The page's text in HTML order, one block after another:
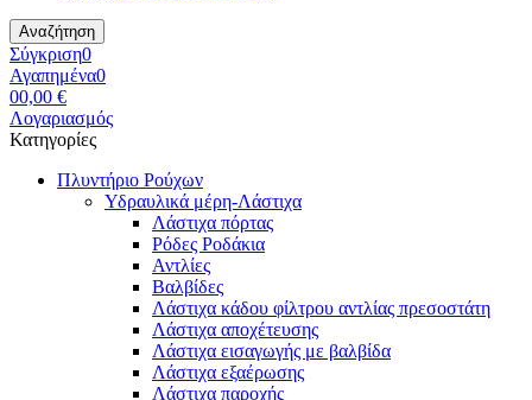
Αναζήτηση
Σύγκριση0
Αγαπημένα0
00,00 €
Λογαριασμός
Κατηγορίες
Πλυντήριο Ρούχων
Υδραυλικά μέρη-Λάστιχα
Λάστιχα πόρτας
Ρόδες Ροδάκια
Αντλίες
Βαλβίδες
Λάστιχα κάδου φίλτρου αντλίας πρεσοστάτη
Λάστιχα αποχέτευσης
Λάστιχα εισαγωγής με βαλβίδα
Λάστιχα εξαέρωσης
Λάστιχα παροχής